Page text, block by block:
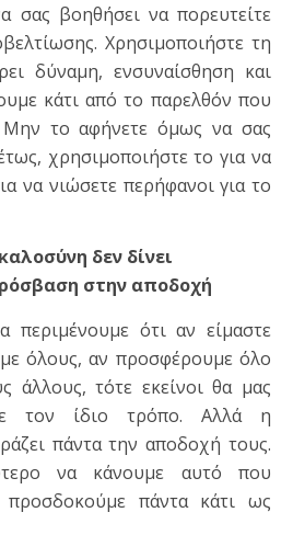
σας βοηθήσει να πορευτείτε
Χρησιμοποιήστε τη
δύναμη, ενσυναίσθηση και
κάτι από το παρελθόν που
Μην το αφήνετε όμως να σας
χρησιμοποιήστε το για να
να νιώσετε περήφανοι για το
δεν δίνει
στην αποδοχή
ότι αν είμαστε
με όλους, αν προσφέρουμε όλο
άλλους, τότε εκείνοι θα μας
τον ίδιο τρόπο. Αλλά η
πάντα την αποδοχή τους.
να κάνουμε αυτό που
πάντα κάτι ως